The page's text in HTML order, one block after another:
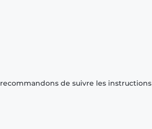
de suivre les instructions